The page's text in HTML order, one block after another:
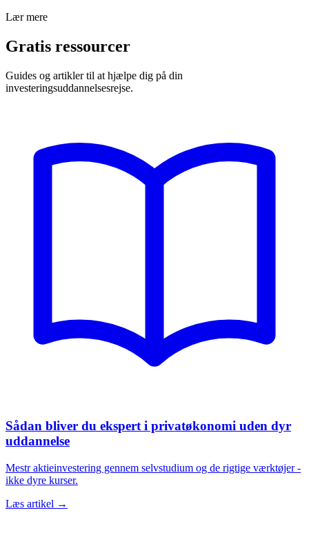
Lær mere
Gratis ressourcer
Guides og artikler til at hjælpe dig på din
investeringsuddannelsesrejse.
Sådan bliver du ekspert i privatøkonomi uden dyr
uddannelse
Mestr aktieinvestering gennem selvstudium og de rigtige værktøjer -
ikke dyre kurser.
Læs artikel →